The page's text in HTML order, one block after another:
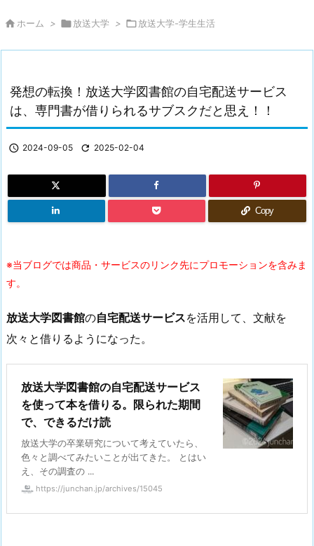
 ホーム > 放送大学 > 放送大学-学生生活
発想の転換！放送大学図書館の自宅配送サービス
は、専門書が借りられるサブスクだと思え！！
 2024-09-05  2025-02-04
Copy
※当ブログでは商品・サービスのリンク先にプロモーションを含みま
す。
放送大学図書館の自宅配送サービスを活用して、文献を
次々と借りるようになった。
放送大学図書館の自宅配送サービス
を使って本を借りる。限られた期間
で、できるだけ読
放送大学の卒業研究について考えていたら、
色々と調べてみたいことが出てきた。 とはい
え、その調査の ...
https://junchan.jp/archives/15045